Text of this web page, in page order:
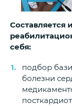
Составляется
себя:
подбор
болезни